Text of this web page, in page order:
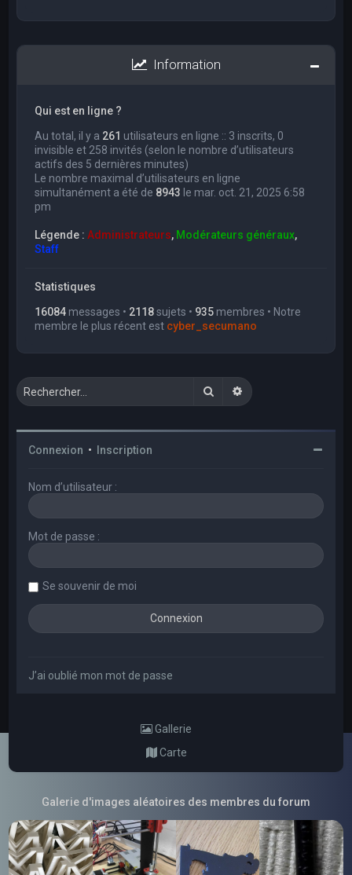
Information
Qui est en ligne ?
Au total, il y a 261 utilisateurs en ligne :: 3 inscrits, 0
invisible et 258 invités (selon le nombre d’utilisateurs
actifs des 5 dernières minutes)
Le nombre maximal d’utilisateurs en ligne
simultanément a été de 8943 le mar. oct. 21, 2025 6:58
pm
Légende :Administrateurs, Modérateurs généraux,
Staff
Statistiques
16084 messages • 2118sujets • 935 membres • Notre
membre le plus récent est cyber_secumano
RechercherRecherche avancée
Connexion • Inscription
Nom d’utilisateur :
Mot de passe :
Se souvenir de moi
J’ai oublié mon mot de passe
Gallerie
Carte
Galerie d'images aléatoires des membres du forum